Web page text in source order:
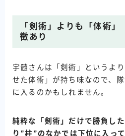
「剣術」よりも「体術
徴あり
宇髄さんは「剣術」というよ
せた体術」が持ち味なので、
に入るのかもしれません。
純粋な「剣術」だけで勝負し
り”柱”のなかでは下位に入っ